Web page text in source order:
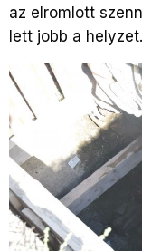
az elromlott
lett jobb a helyzet.